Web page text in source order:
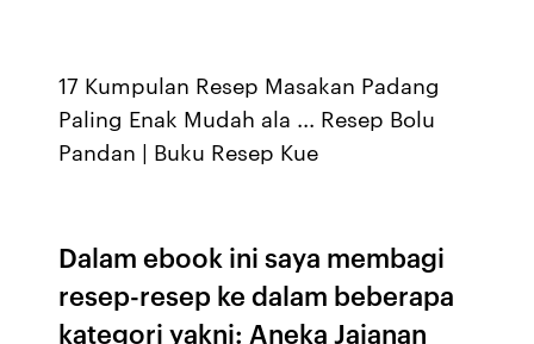
17 Kumpulan Resep Masakan Padang
Paling Enak Mudah ala ... Resep Bolu
Pandan | Buku Resep Kue
Dalam ebook ini saya membagi
resep-resep ke dalam beberapa
kategori yakni: Aneka Jajanan